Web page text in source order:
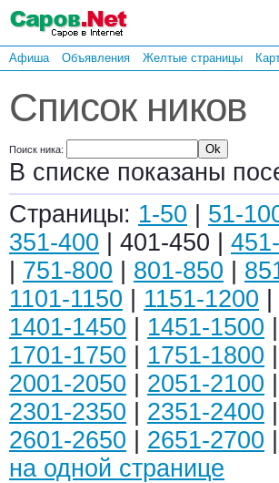
Афиша Объявления Желтые страницы
Список ников
Поиск ника:
В списке показаны
Страницы: 1-50 51-
351-400 | 401-450 |
751-800 801-850
1101-1150
1151-1200
1401-1450
1451-1500
1701-1750
1751-1800
2001-2050
2051-2100
2301-2350
2351-2400
2601-2650
2651-2700
на одной странице